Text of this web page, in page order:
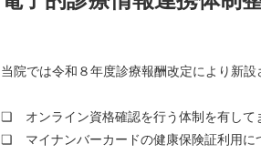
当院では令和８年度診療報酬改定により新
❏ オンライン資格確認を行う体制を有して
❏ マイナンバーカードの健康保険証利用に